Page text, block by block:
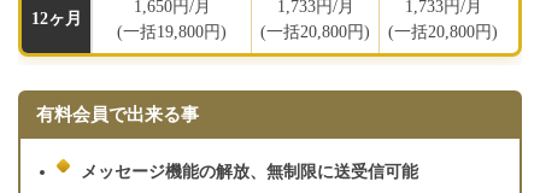
12ヶ月
1,650円/月
(一括19,800円)
1,733円/月
(一括20,800円)
1,733円/月
(一括20,800円)
有料会員で出来る事
メッセージ機能の解放、無制限に送受信可能